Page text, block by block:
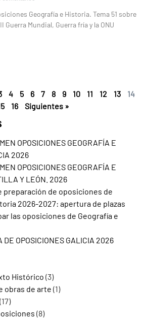
Geografía e Historia. Tema 51 sobre
Guerra Mundial, Guerra fría y la ONU
4 5 6 7 8 9 10 11 12 13
14
16 Siguientes »
OPOSICIONES GEOGRAFÍA E
2026
OPOSICIONES GEOGRAFÍA E
Y LEÓN. 2026
preparación de oposiciones de
2026-2027: apertura de plazas
las oposiciones de Geografía e
DE OPOSICIONES GALICIA 2026
Histórico (3)
obras de arte (1)
(17)
(8)